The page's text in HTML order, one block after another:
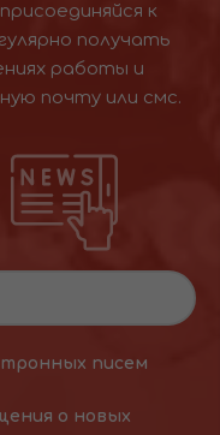
к
получать
работы и
почту или смс.
писем
о новых